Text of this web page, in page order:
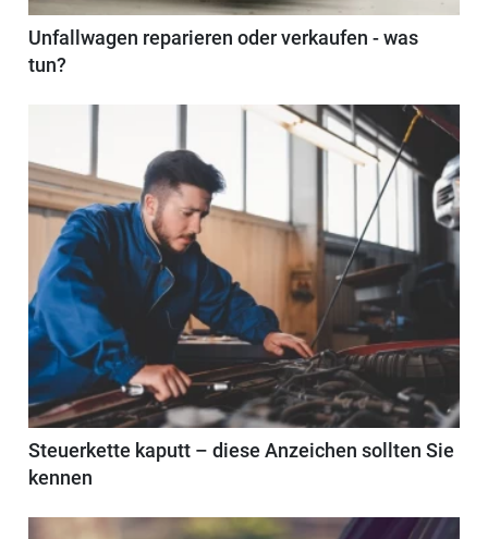
Unfallwagen reparieren oder verkaufen - was
tun?
Steuerkette kaputt – diese Anzeichen sollten Sie
kennen